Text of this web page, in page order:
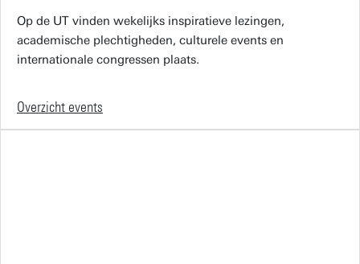
Op de UT vinden wekelijks inspiratieve lezingen,
academische plechtigheden, culturele events en
internationale congressen plaats.
Overzicht events